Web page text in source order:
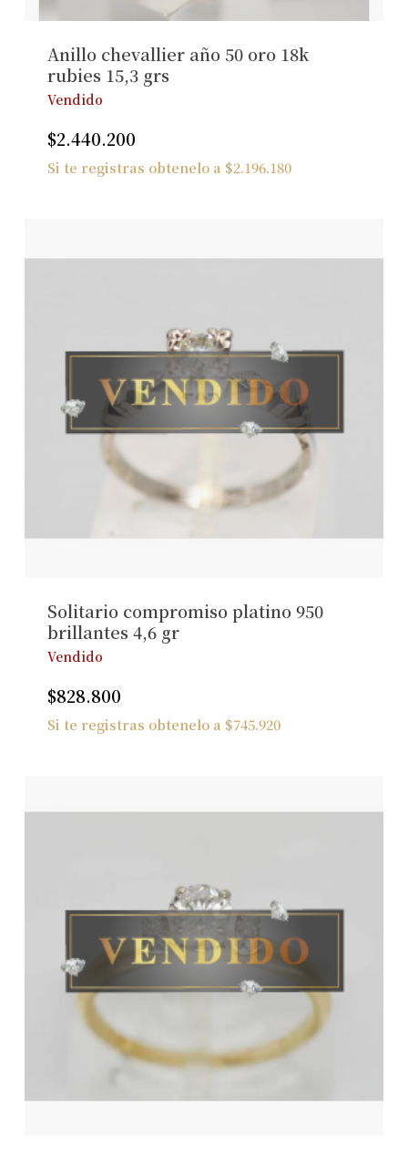
Anillo chevallier año 50 oro 18k
rubies 15,3 grs
Vendido
$2.440.200
Si te registras obtenelo a $2.196.180
Solitario compromiso platino 950
brillantes 4,6 gr
Vendido
$828.800
Si te registras obtenelo a $745.920